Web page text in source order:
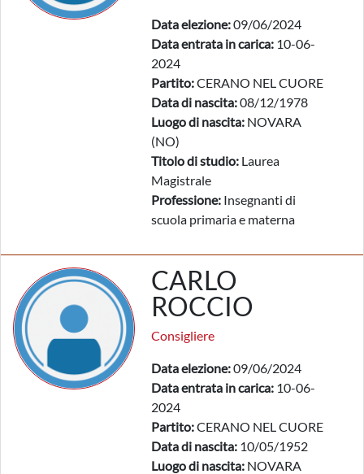
Data elezione:09/06/2024
Data entrata in carica: 10-06-
2024
Partito:CERANO NEL CUORE
Data di nascita:08/12/1978
Luogo di nascita: NOVARA
(NO)
Titolo di studio: Laurea
Magistrale
Professione: Insegnanti di
scuola primaria e materna
CARLO
ROCCIO
Consigliere
Data elezione:09/06/2024
Data entrata in carica: 10-06-
2024
Partito:CERANO NEL CUORE
Data di nascita: 10/05/1952
Luogo di nascita: NOVARA